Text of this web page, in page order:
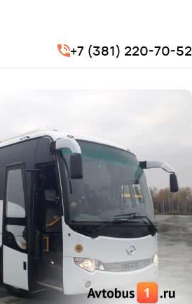
+7 (381) 220-70-52
Higer
водителем в Омске